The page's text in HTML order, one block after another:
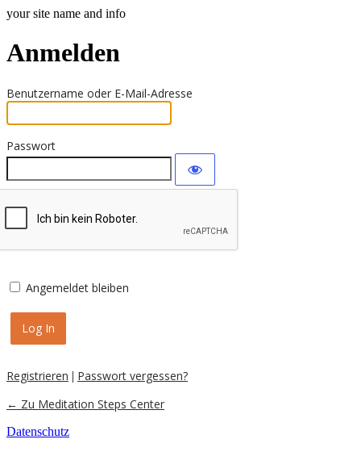
your site name and info
Anmelden
Benutzername oder E-Mail-Adresse
Passwort
Angemeldet bleiben
Registrieren | Passwort vergessen?
← Zu Meditation Steps Center
Datenschutz